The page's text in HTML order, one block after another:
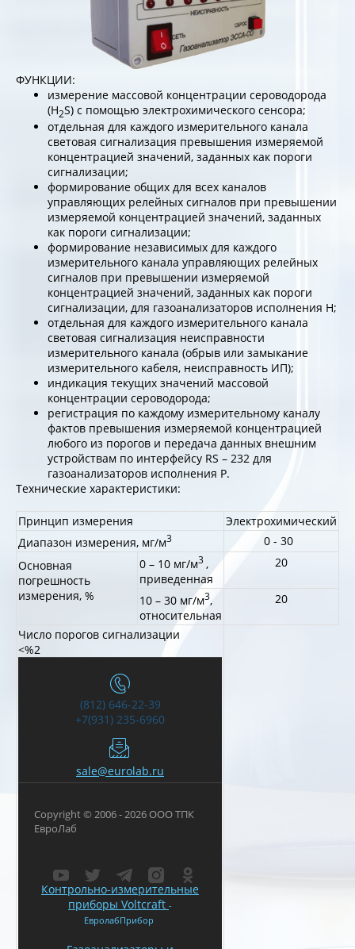
ФУНКЦИИ:
измерение массовой концентрации сероводорода
(H2S) с помощью электрохимического сенсора;
отдельная для каждого измерительного канала
световая сигнализация превышения измеряемой
концентрацией значений, заданных как пороги
сигнализации;
формирование общих для всех каналов
управляющих релейных сигналов при превышении
измеряемой концентрацией значений, заданных
как пороги сигнализации;
формирование независимых для каждого
измерительного канала управляющих релейных
сигналов при превышении измеряемой
концентрацией значений, заданных как пороги
сигнализации, для газоанализаторов исполнения Н;
отдельная для каждого измерительного канала
световая сигнализация неисправности
измерительного канала (обрыв или замыкание
измерительного кабеля, неисправность ИП);
индикация текущих значений массовой
концентрации сероводорода;
регистрация по каждому измерительному каналу
фактов превышения измеряемой концентрацией
любого из порогов и передача данных внешним
устройствам по интерфейсу RS – 232 для
газоанализаторов исполнения Р.
Технические характеристики:
Принцип измерения
Электрохимический
Диапазон измерения, мг/м3
0 - 30
Основная
погрешность
измерения, %
0 – 10 мг/м3 ,
приведенная
20
10 – 30 мг/м3,
относительная
20
Число порогов сигнализации
<%2
(812) 646-22-39
+7(931) 235-6960
sale@eurolab.ru
Контрольно-измерительные
приборы Voltcraft -
ЕвролабПрибор
Copyright © 2006 - 2026 ООО ТПК
ЕвроЛаб